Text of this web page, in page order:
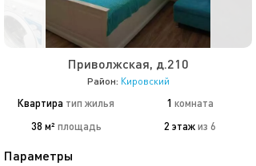
Приволжская, д.210
Район: Кировский
Квартира тип жилья 1 комната
38 м² площадь 2 этажиз 6
Параметры